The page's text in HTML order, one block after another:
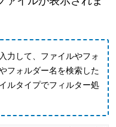
力して、ファイルやフォ
フォルダー名を検索した
ルタイプでフィルター処